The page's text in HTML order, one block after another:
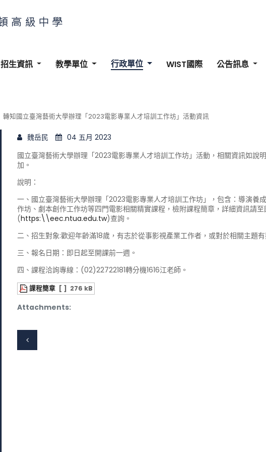
招生資訊 教學單位 行政單位 WIST國際 公告訊息
轉知國立臺灣藝術大學辦理「2023電影專業人才培訓工作坊」活動資訊
魏岳民
04 五月 2023
國立臺灣藝術大學辦理「2023電影專業人才培訓工作坊」活動，相關資訊如說
加。
說明：
一、國立臺灣藝術大學辦理「2023電影專業人才培訓工作坊」，包含：導演養
作坊、劇本創作工作坊等四門電影相關精實課程，檢附課程簡章，詳細資訊請
(https:\\eec.ntua.edu.tw)查詢。
二、招生對象:歡迎年齡滿18歲，有志於從事影視產業工作者，或對於相關主題有
三、報名日期：即日起至開課前一週。
四、課程洽詢專線：(02)22722181轉分機1616江老師。
Attachments:
課程簡章 [ ] 276 kB